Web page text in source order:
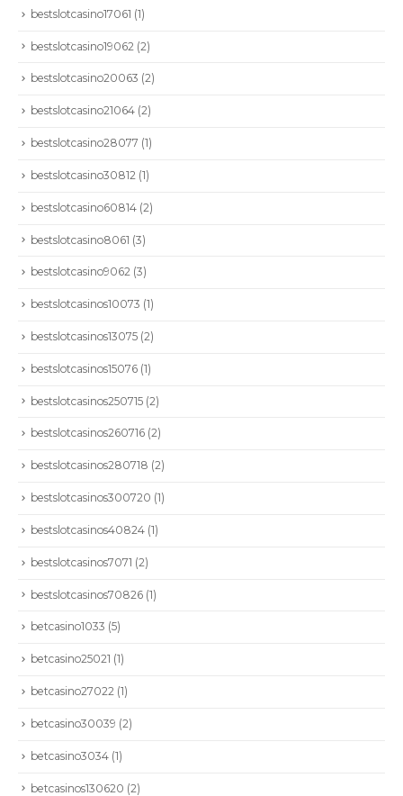
bestslotcasino17061 (1)
bestslotcasino19062 (2)
bestslotcasino20063 (2)
bestslotcasino21064 (2)
bestslotcasino28077 (1)
bestslotcasino30812 (1)
bestslotcasino60814 (2)
bestslotcasino8061 (3)
bestslotcasino9062 (3)
bestslotcasinos10073 (1)
bestslotcasinos13075 (2)
bestslotcasinos15076 (1)
bestslotcasinos250715 (2)
bestslotcasinos260716 (2)
bestslotcasinos280718 (2)
bestslotcasinos300720 (1)
bestslotcasinos40824 (1)
bestslotcasinos7071 (2)
bestslotcasinos70826 (1)
betcasino1033 (5)
betcasino25021 (1)
betcasino27022 (1)
betcasino30039 (2)
betcasino3034 (1)
betcasinos130620 (2)